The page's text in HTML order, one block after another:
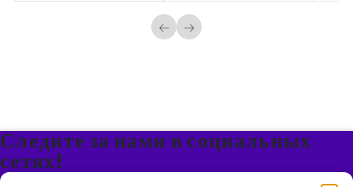
← →
Следите за нами в социальных
сетях!
Будьте в курсе акций и новостей в Кальяне